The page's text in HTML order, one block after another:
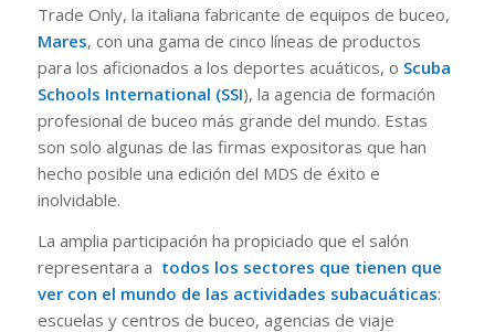
Trade Only, la italiana fabricante de equipos de buceo,
Mares, con una gama de cinco líneas de productos
para los aficionados a los deportes acuáticos, o Scuba
Schools International (SSI), la agencia de formación
profesional de buceo más grande del mundo. Estas
son solo algunas de las firmas expositoras que han
hecho posible una edición del MDS de éxito e
inolvidable.
La amplia participación ha propiciado que el salón
representara a todos los sectores que tienen que
ver con el mundo de las actividades subacuáticas:
escuelas y centros de buceo, agencias de viaje